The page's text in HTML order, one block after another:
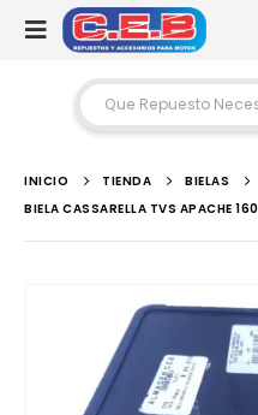
INICIO TIENDA
BIELAS
BIELA CASSARELLA TVS APACHE 160